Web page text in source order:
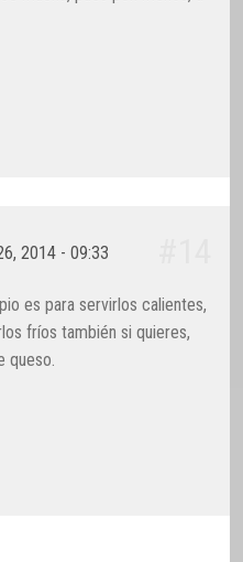
2014 - 09:33
es para servirlos calientes,
fríos también si quieres,
queso.